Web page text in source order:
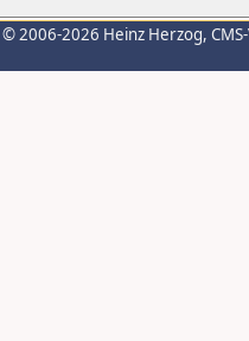
© 2006-2026 Heinz Herzog,